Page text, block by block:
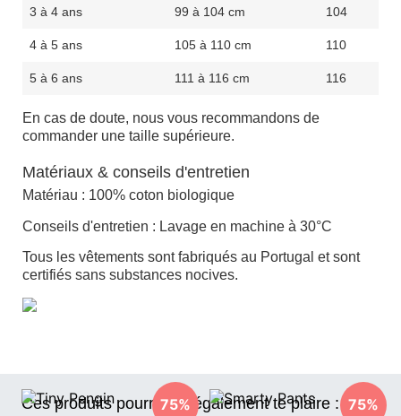
3 à 4 ans 99 à 104 cm 104
4 à 5 ans 105 à 110 cm 110
5 à 6 ans 111 à 116 cm 116
En cas de doute, nous vous recommandons de
commander une taille supérieure.
Matériaux & conseils d'entretien
Matériau : 100% coton biologique
Conseils d'entretien : Lavage en machine à 30°C
Tous les vêtements sont fabriqués au Portugal et sont
certifiés sans substances nocives.
Ces produits pourraient également te plaire :
75% 75%